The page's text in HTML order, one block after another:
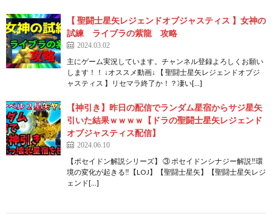
【 聖闘士星矢レジェンドオブジャスティス 】女神の
試練 ライブラの紫龍 攻略
2024.03.02
主にゲーム実況しています。チャンネル登録よろしくお願い
します！！ ↓オススメ動画↓ 【 聖闘士星矢レジェンドオブジ
ャスティス 】リセマラ終了か！？凄い[…]
【神引き】昨日の配信でランダム星宿からサジ星矢
引いた結果ｗｗｗｗ【ドラの聖闘士星矢レジェンド
オブジャスティス配信】
2024.06.10
【ポセイドン解説シリーズ】 ③ ポセイドンシナジー解説‼環
境の変化が起きる‼【LOJ】【聖闘士星矢】【聖闘士星矢レジ
ェンド[…]